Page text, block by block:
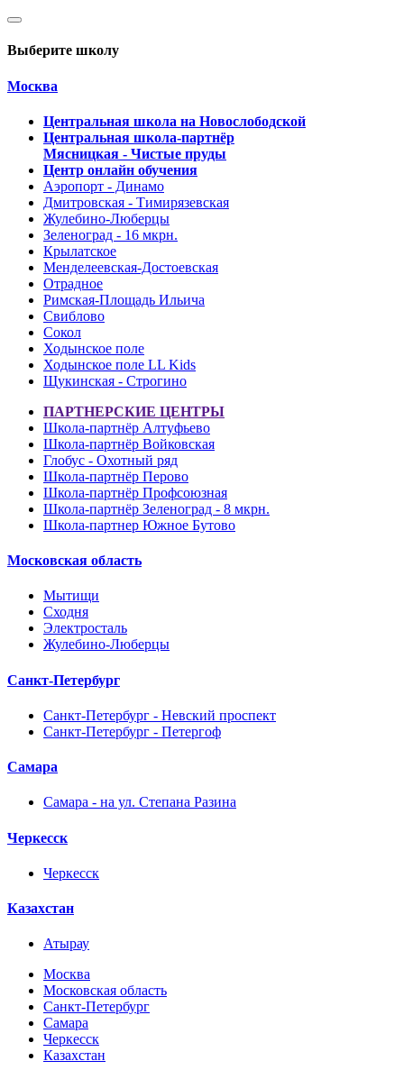
Выберите школу
Москва
Центральная школа на Новослободской
Центральная школа-партнёр
Мясницкая - Чистые пруды
Центр онлайн обучения
Аэропорт - Динамо
Дмитровская - Тимирязевская
Жулебино-Люберцы
Зеленоград - 16 мкрн.
Крылатское
Менделеевская-Достоевская
Отрадное
Римская-Площадь Ильича
Свиблово
Сокол
Ходынское поле
Ходынское поле LL Kids
Щукинская - Строгино
ПАРТНЕРСКИЕ ЦЕНТРЫ
Школа-партнёр Алтуфьево
Школа-партнёр Войковская
Глобус - Охотный ряд
Школа-партнёр Перово
Школа-партнёр Профсоюзная
Школа-партнёр Зеленоград - 8 мкрн.
Школа-партнер Южное Бутово
Московская область
Мытищи
Сходня
Электросталь
Жулебино-Люберцы
Санкт-Петербург
Санкт-Петербург - Невский проспект
Санкт-Петербург - Петергоф
Самара
Самара - на ул. Степана Разина
Черкесск
Черкесск
Казахстан
Атырау
Москва
Московская область
Санкт-Петербург
Самара
Черкесск
Казахстан